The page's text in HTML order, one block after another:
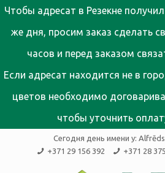
Чтобы адресат в Резекне
же дня, просим заказ сделать
часов и перед заказом
Если адресат находится не в
цветов необходимо
чтобы уточнить
Сегодня день имени у:
+371 29 156 392
+371 28